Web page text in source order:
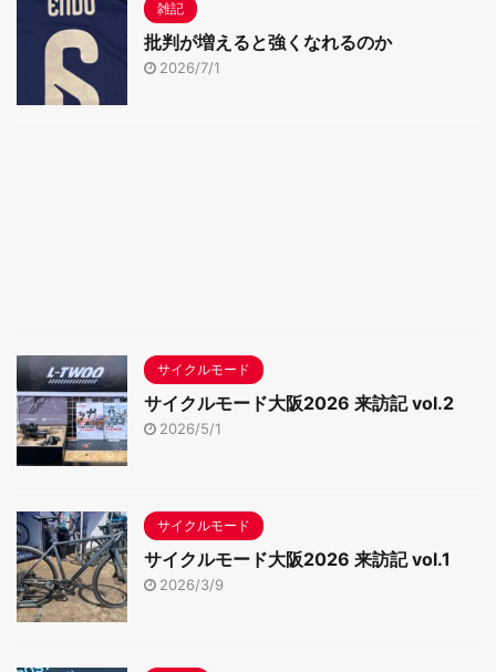
雑記
批判が増えると強くなれるのか
2026/7/1
サイクルモード
サイクルモード大阪2026 来訪記 vol.2
2026/5/1
サイクルモード
サイクルモード大阪2026 来訪記 vol.1
2026/3/9